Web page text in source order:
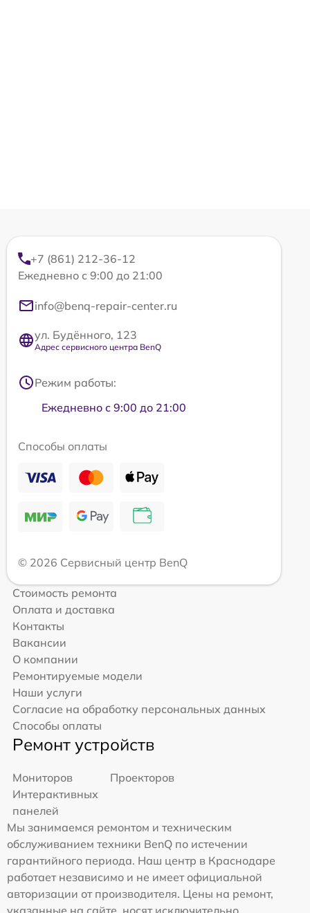
+7 (861) 212-36-12
Ежедневно с 9:00 до 21:00
info@benq-repair-center.ru
ул. Будённого, 123
Адрес сервисного центра BenQ
Режим работы:
Ежедневно с 9:00 до 21:00
Способы оплаты
© 2026 Сервисный центр BenQ
Стоимость ремонта
Оплата и доставка
Контакты
Вакансии
О компании
Ремонтируемые модели
Наши услуги
Согласие на обработку персональных данных
Способы оплаты
Ремонт устройств
Мониторов
Проекторов
Интерактивных
панелей
Мы занимаемся ремонтом и техническим
обслуживанием техники BenQ по истечении
гарантийного периода. Наш центр в Краснодаре
работает независимо и не имеет официальной
авторизации от производителя. Цены на ремонт,